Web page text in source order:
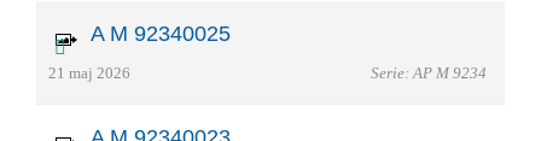
A M 92340025
21 maj 2026 Serie: AP M 9234